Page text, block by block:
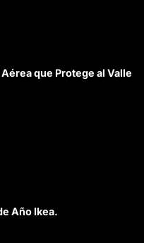
Aérea que Protege al Valle
Año Ikea.